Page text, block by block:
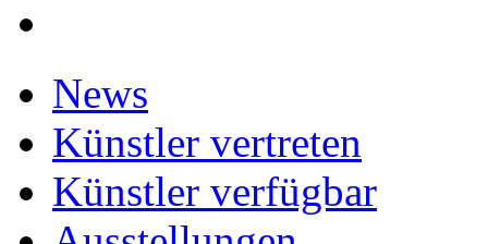
News
Künstler vertreten
Künstler verfügbar